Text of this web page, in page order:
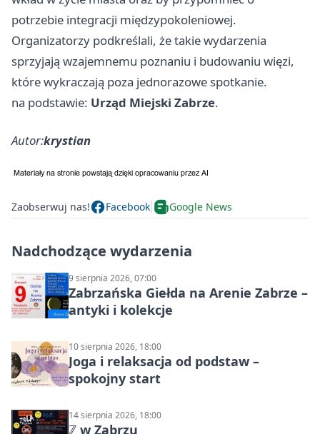
potrzebie integracji międzypokoleniowej.
Organizatorzy podkreślali, że takie wydarzenia
sprzyjają wzajemnemu poznaniu i budowaniu więzi,
które wykraczają poza jednorazowe spotkanie.
na podstawie: Urząd Miejski Zabrze.
Autor:krystian
Zaobserwuj nas! Facebook Google News
Nadchodzące wydarzenia
9 sierpnia 2026, 07:00
Zabrzańska Giełda na Arenie Zabrze –
antyki i kolekcje
10 sierpnia 2026, 18:00
Joga i relaksacja od podstaw –
spokojny start
14 sierpnia 2026, 18:00
ℤ w Zabrzu